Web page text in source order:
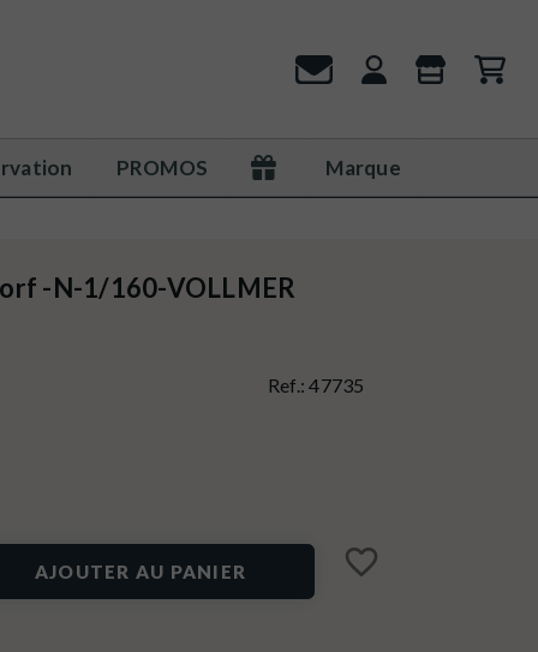
PROMOS Marque
-N-1/160-VOLLMER
Ref.:47735
AJOUTER AU PANIER favorite_border